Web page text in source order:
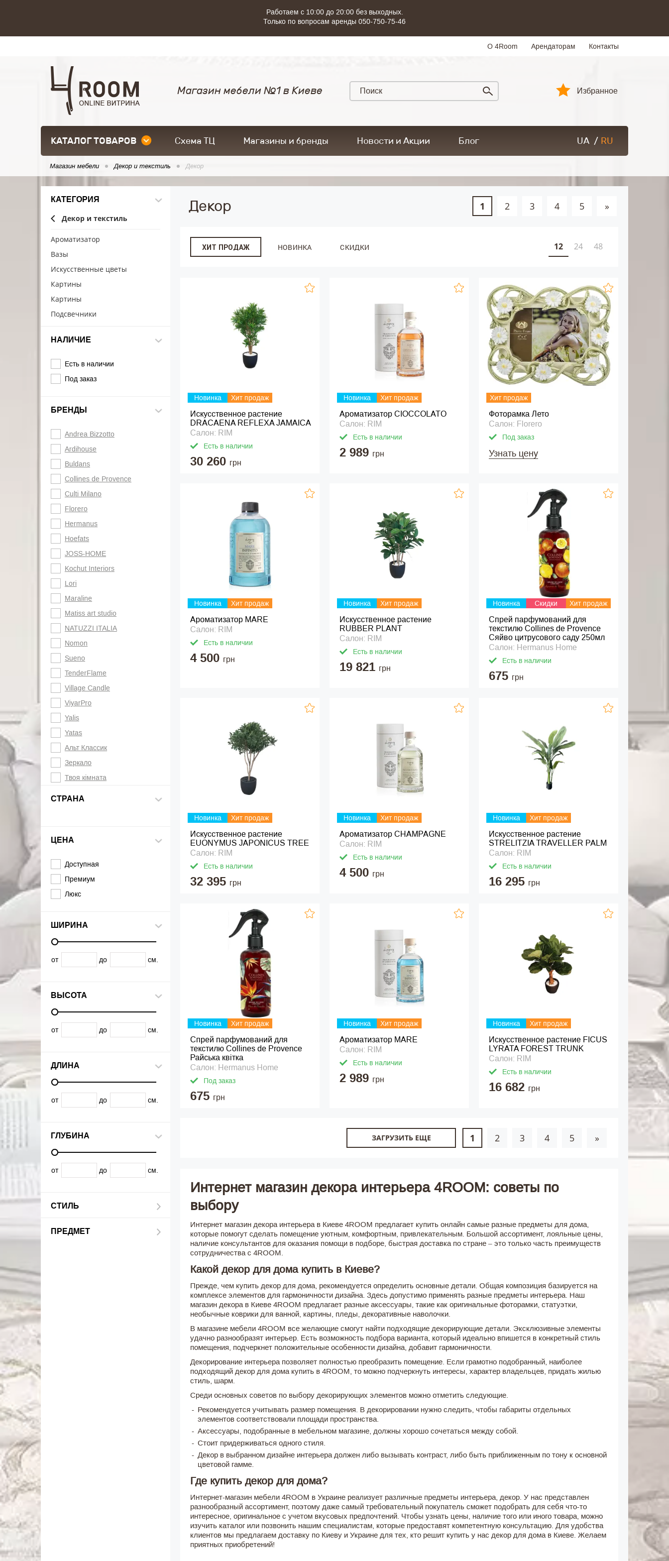
Работаем с 10:00 до 20:00 без выходных.
Только по вопросам аренды 050-750-75-46
О 4Room Арендаторам Контакты
Магазин мебели №1 в Киеве Избранное
КАТАЛОГ ТОВАРОВ Схема ТЦ Магазины и бренды Новости и Акции Блог UA / RU
Магазин мебели Декор и текстиль Декор
КАТЕГОРИЯ
Декор и текстиль
Ароматизатор
Вазы
Искусственные цветы
Картины
Картины
Подсвечники
НАЛИЧИЕ
Есть в наличии
Под заказ
БРЕНДЫ
Andrea Bizzotto
Ardihouse
Buldans
Collines de Provence
Culti Milano
Florero
Hermanus
Hoefats
JOSS-HOME
Kochut Interiors
Lori
Maraline
Matiss art studio
NATUZZI ITALIA
Nomon
Sueno
TenderFlame
Village Candle
ViyarPro
Yalis
Yatas
Альт Классик
Зеркало
Твоя кімната
СТРАНА
ЦЕНА
Доступная
Премиум
Люкс
ШИРИНА
от до см.
ВЫСОТА
от до см.
ДЛИНА
от до см.
ГЛУБИНА
от до см.
СТИЛЬ
ПРЕДМЕТ
Декор 1 2 3 4 5 »
ХИТ ПРОДАЖ НОВИНКА СКИДКИ 12 24 48
Новинка Хит продаж
Искусственное растение
DRACAENA REFLEXA JAMAICA
Салон: RIM
Есть в наличии
30 260 грн
Новинка Хит продаж
Ароматизатор CIOCCOLATO
Салон: RIM
Есть в наличии
2 989 грн
Хит продаж
Фоторамка Лето
Салон: Florero
Под заказ
Узнать цену
Новинка Хит продаж
Ароматизатор MARE
Салон: RIM
Есть в наличии
4 500 грн
Новинка Хит продаж
Искусственное растение
RUBBER PLANT
Салон: RIM
Есть в наличии
19 821 грн
Новинка Скидки Хит продаж
Спрей парфумований для
текстилю Collines de Provence
Сяйво цитрусового саду 250мл
Салон: Hermanus Home
Есть в наличии
675 грн
Новинка Хит продаж
Искусственное растение
EUONYMUS JAPONICUS TREE
Салон: RIM
Есть в наличии
32 395 грн
Новинка Хит продаж
Ароматизатор CHAMPAGNE
Салон: RIM
Есть в наличии
4 500 грн
Новинка Хит продаж
Искусственное растение
STRELITZIA TRAVELLER PALM
Салон: RIM
Есть в наличии
16 295 грн
Новинка Хит продаж
Спрей парфумований для
текстилю Collines de Provence
Райська квітка
Салон: Hermanus Home
Под заказ
675 грн
Новинка Хит продаж
Ароматизатор MARE
Салон: RIM
Есть в наличии
2 989 грн
Новинка Хит продаж
Искусственное растение FICUS
LYRATA FOREST TRUNK
Салон: RIM
Есть в наличии
16 682 грн
1 2 3 4 5 »
ЗАГРУЗИТЬ ЕЩЕ
Интернет магазин декора интерьера 4ROOM: советы по
выбору
Интернет магазин декора интерьера в Киеве 4ROOM предлагает купить онлайн самые разные предметы для дома,
которые помогут сделать помещение уютным, комфортным, привлекательным. Большой ассортимент, лояльные цены,
наличие консультантов для оказания помощи в подборе, быстрая доставка по стране – это только часть преимуществ
сотрудничества с 4ROOM.
Какой декор для дома купить в Киеве?
Прежде, чем купить декор для дома, рекомендуется определить основные детали. Общая композиция базируется на
комплексе элементов для гармоничности дизайна. Здесь допустимо применять разные предметы интерьера. Наш
магазин декора в Киеве 4ROOM предлагает разные аксессуары, такие как оригинальные фоторамки, статуэтки,
необычные коврики для ванной, картины, пледы, декоративные наволочки.
В магазине мебели 4ROOM все желающие смогут найти подходящие декорирующие детали. Эксклюзивные элементы
удачно разнообразят интерьер. Есть возможность подбора варианта, который идеально впишется в конкретный стиль
помещения, подчеркнет положительные особенности дизайна, добавит гармоничности.
Декорирование интерьера позволяет полностью преобразить помещение. Если грамотно подобранный, наиболее
подходящий декор для дома купить в 4ROOM, то можно подчеркнуть интересы, характер владельцев, придать жилью
стиль, шарм.
Среди основных советов по выбору декорирующих элементов можно отметить следующие.
Рекомендуется учитывать размер помещения. В декорировании нужно следить, чтобы габариты отдельных
элементов соответствовали площади пространства.
Аксессуары, подобранные в мебельном магазине, должны хорошо сочетаться между собой.
Стоит придерживаться одного стиля.
Декор в выбранном дизайне интерьера должен либо вызывать контраст, либо быть приближенным по тону к основной
цветовой гамме.
Где купить декор для дома?
Интернет-магазин мебели 4ROOM в Украине реализует различные предметы интерьера, декор. У нас представлен
разнообразный ассортимент, поэтому даже самый требовательный покупатель сможет подобрать для себя что-то
интересное, оригинальное с учетом вкусовых предпочтений. Чтобы узнать цены, наличие того или иного товара, можно
изучить каталог или позвонить нашим специалистам, которые предоставят компетентную консультацию. Для удобства
клиентов мы предлагаем доставку по Киеву и Украине для тех, кто решит купить у нас декор для дома в Киеве. Желаем
приятных приобретений!